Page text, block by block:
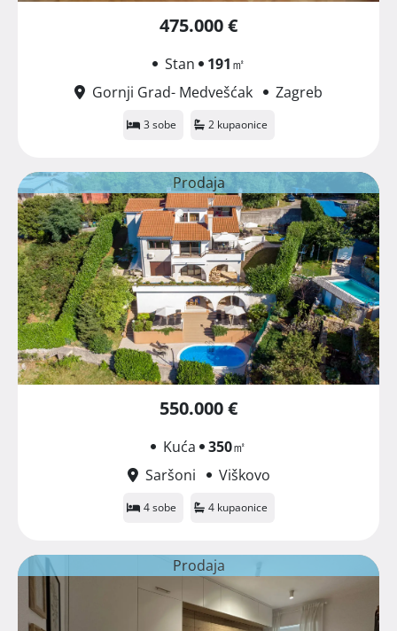
475.000 €
Stan 191㎡
Gornji Grad- Medvešćak
Zagreb
3 sobe 2 kupaonice
Prodaja
550.000 €
Kuća 350㎡
Saršoni
Viškovo
4 sobe 4 kupaonice
Prodaja